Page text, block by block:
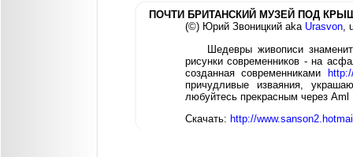
ПОЧТИ БРИТАНСКИЙ МУЗЕЙ ПОД
(©) Юрий Звоницкий aka Urasvon,
Шедевры живописи
рисунки современников - на
созданная современниками
причудливые изваяния,
любуйтесь прекрасным через Aml
Скачать: http://